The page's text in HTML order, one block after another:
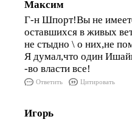
Максим
Г-н Шпорт!Вы не
оставшихся в живых
не стыдно \ о них,не
Я думал,что один
-во власти все!
Ответить Цитировать
Игорь